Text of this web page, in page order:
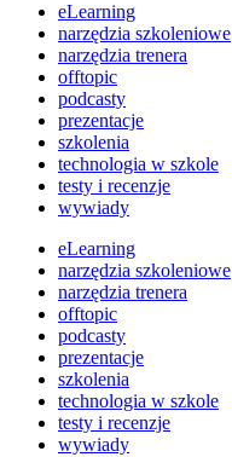
eLearning
narzędzia szkoleniowe
narzędzia trenera
offtopic
podcasty
prezentacje
szkolenia
technologia w szkole
testy i recenzje
wywiady
eLearning
narzędzia szkoleniowe
narzędzia trenera
offtopic
podcasty
prezentacje
szkolenia
technologia w szkole
testy i recenzje
wywiady